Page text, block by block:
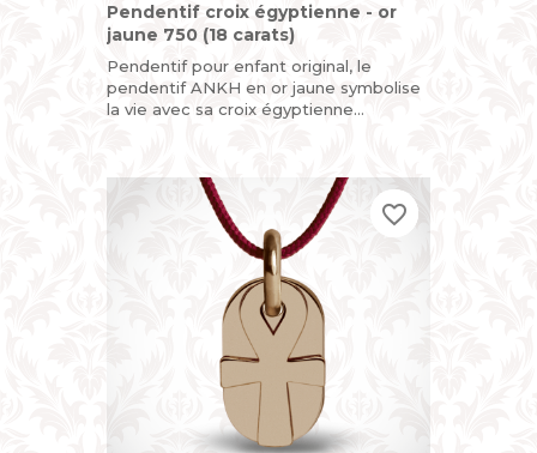
Pendentif croix égyptienne - or
jaune 750 (18 carats)
Pendentif pour enfant original, le
pendentif ANKH en or jaune symbolise
la vie avec sa croix égyptienne
favorite_border
favorite_border
favorite_border